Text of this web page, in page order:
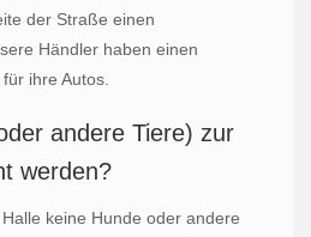
der Straße einen
Händler haben einen
ihre Autos.
andere Tiere) zur
werden?
keine Hunde oder andere